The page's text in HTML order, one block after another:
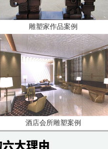
雕塑家作品案例
酒店会所雕塑案例